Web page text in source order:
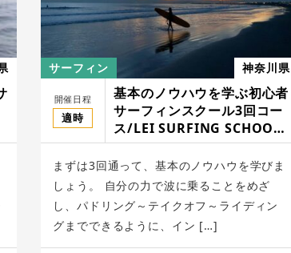
サーフィン 神奈川県
開催日程
適時
基本のノウハウを学ぶ初心者
サーフィンスクール3回コー
ス/LEI SURFING SCHOOL
& CLUB
まずは3回通って、基本のノウハウを学びま
しょう。 自分の力で波に乗ることをめざ
し、パドリング～テイクオフ～ライディン
グまでできるように、イン […]